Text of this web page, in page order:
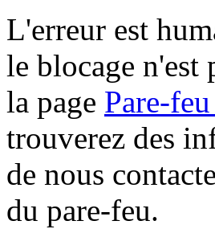
L'erreur est
le blocage n'est
la page Pare-
trouverez des
de nous
du pare-feu.